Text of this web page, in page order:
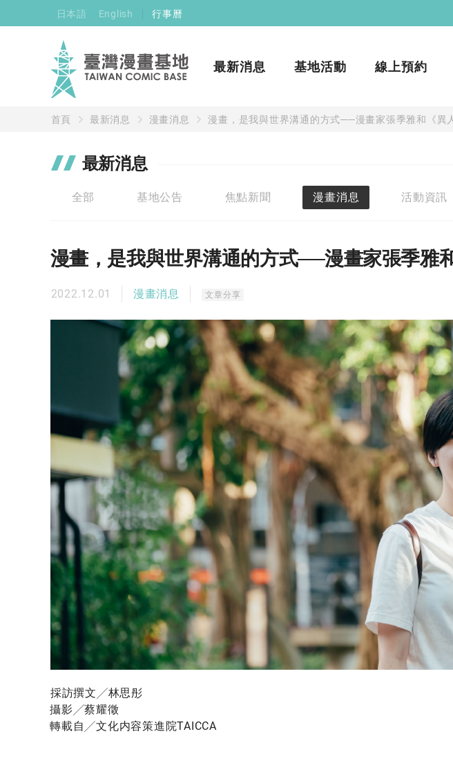
日本語 English 行事曆
最新消息 基地活動 線上預約
首頁 最新消息 漫畫消息 漫畫，是我與世界溝通的方式──漫畫家張季雅和《異
最新消息
全部 基地公告 焦點新聞 漫畫消息 活動資訊
漫畫，是我與世界溝通的方式──漫畫家張季雅
2022.12.01 漫畫消息 文章分享
採訪撰文╱林思彤
攝影╱蔡耀徵
轉載自╱文化内容策進院TAICCA